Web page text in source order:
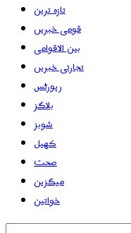
تازہ ترین
قومی خبریں
بین الاقوامی
تجارتی خبریں
رپورٹس
بلاگز
شوبز
کھیل
صحت
میگزین
خواتین